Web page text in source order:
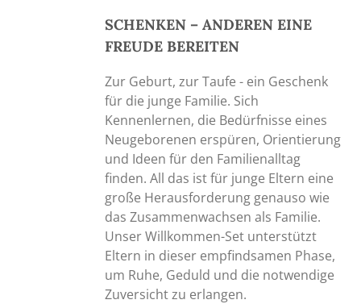
werden
SCHENKEN – ANDEREN EINE
FREUDE BEREITEN
Zur Geburt, zur Taufe - ein Geschenk
für die junge Familie. Sich
Kennenlernen, die Bedürfnisse eines
Neugeborenen erspüren, Orientierung
und Ideen für den Familienalltag
finden. All das ist für junge Eltern eine
große Herausforderung genauso wie
das Zusammenwachsen als Familie.
Unser Willkommen-Set unterstützt
Eltern in dieser empfindsamen Phase,
um Ruhe, Geduld und die notwendige
Zuversicht zu erlangen.